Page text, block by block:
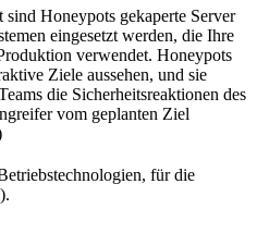
Honeypots gekaperte Server
eingesetzt werden, die Ihre
verwendet. Honeypots
Ziele aussehen, und sie
die Sicherheitsreaktionen des
vom geplanten Ziel
für die